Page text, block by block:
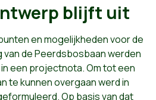
blijft uit
en mogelijkheden voor de
van de Peerdsbosbaan werden
een projectnota. Om tot een
te kunnen overgaan werd in
Op basis van dat